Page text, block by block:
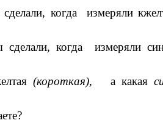
когда измеряли
когда измеряли
(короткая), а какая